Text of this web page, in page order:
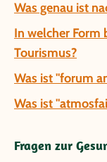
Was genau ist
In welcher Form
Tourismus?
Was ist "forum
Was ist
Fragen zur